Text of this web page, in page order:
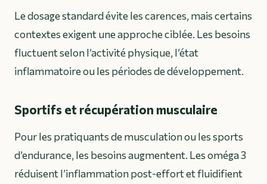
Le dosage standard évite les carences, mais certains
contextes exigent une approche ciblée. Les besoins
fluctuent selon l’activité physique, l’état
inflammatoire ou les périodes de développement.
Sportifs et récupération musculaire
Pour les pratiquants de musculation ou les sports
d’endurance, les besoins augmentent. Les oméga 3
réduisent l’inflammation post-effort et fluidifient